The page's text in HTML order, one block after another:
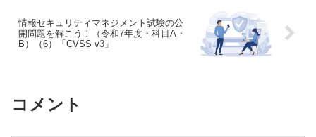
情報セキュリティマネジメント試験の公
開問題を解こう！（令和7年度・科目A・
B）（6）「CVSS v3」
コメント